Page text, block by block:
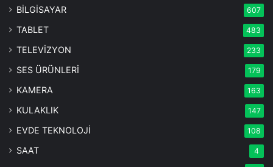
BİLGİSAYAR 607
TABLET 483
TELEVİZYON 233
SES ÜRÜNLERİ 179
KAMERA 163
KULAKLIK 147
EVDE TEKNOLOJİ 108
SAAT 4